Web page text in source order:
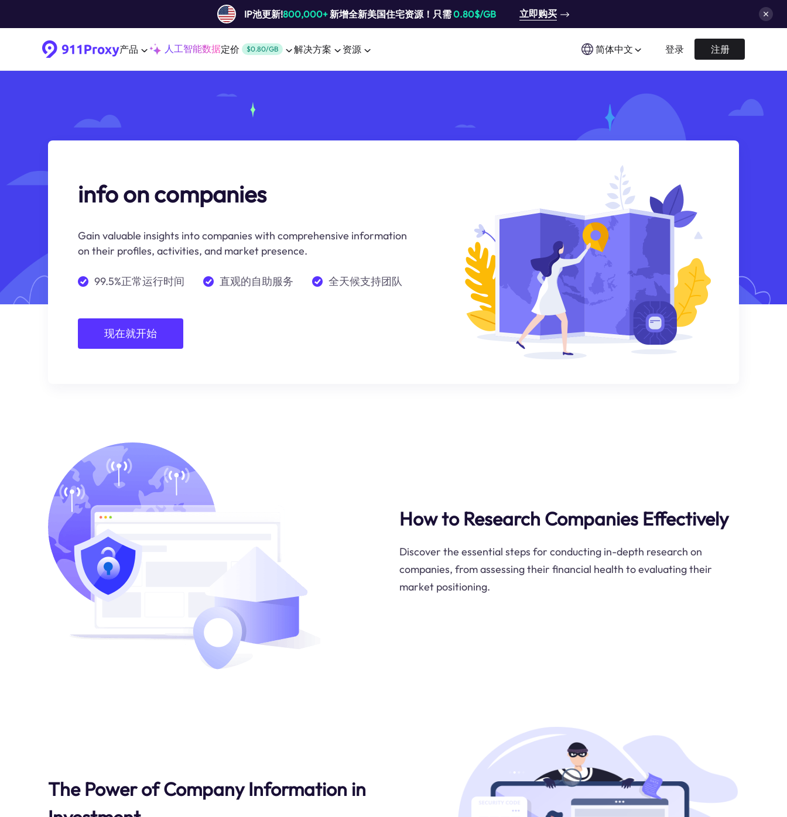
IP池更新!800,000+新增全新美国住宅资源！只需0.80$/GB 立即购买
产品 人工智能数据定价 $0.80/GB 解决方案 资源 简体中文 登录 注册
info on companies
Gain valuable insights into companies with comprehensive information
on their profiles, activities, and market presence.
99.5%正常运行时间 直观的自助服务 全天候支持团队
现在就开始
How to Research Companies Effectively
Discover the essential steps for conducting in-depth research on
companies, from assessing their financial health to evaluating their
market positioning.
The Power of Company Information in